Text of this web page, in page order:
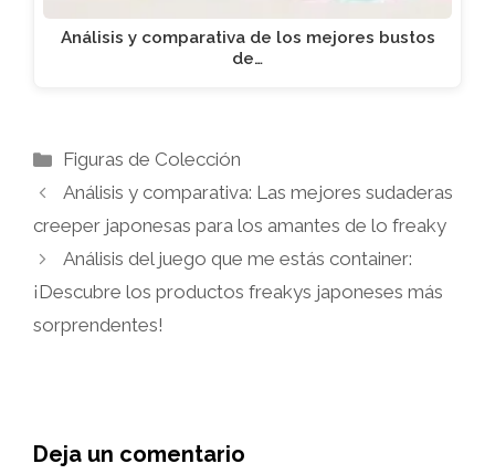
Análisis y comparativa de los mejores bustos
de…
Categorías
Figuras de Colección
Análisis y comparativa: Las mejores sudaderas
creeper japonesas para los amantes de lo freaky
Análisis del juego que me estás container:
¡Descubre los productos freakys japoneses más
sorprendentes!
Deja un comentario